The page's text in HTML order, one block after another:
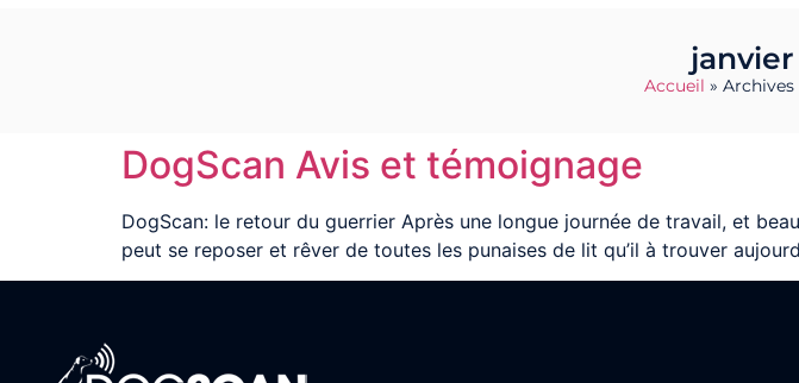
janvier
Accueil » Archives
DogScan Avis et témoignage
DogScan: le retour du guerrier Après une longue journée de travail, et
peut se reposer et rêver de toutes les punaises de lit qu’il à trouver